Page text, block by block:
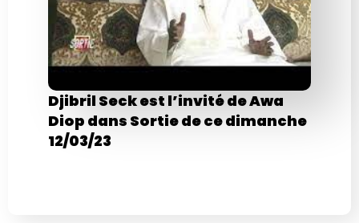
Djibril Seck est l’invité de Awa
Diop dans Sortie de ce dimanche
12/03/23